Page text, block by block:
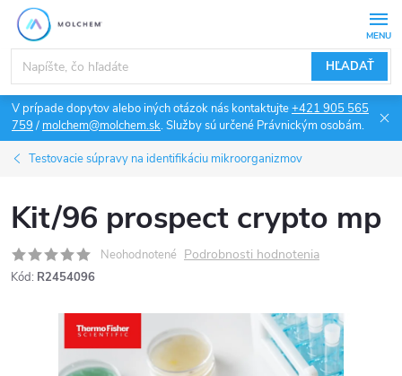
Prejsť
obsah
HĽADAŤ
V prípade dopytov alebo iných otázok nás kontaktujte+421 905 565
759/ molchem@molchem.sk. Služby sú určené Právnickým osobám.
Testovacie súpravy na identifikáciu mikroorganizmov
Kit/96 prospect crypto mp
Neohodnotené Podrobnosti hodnotenia
Kód: R2454096